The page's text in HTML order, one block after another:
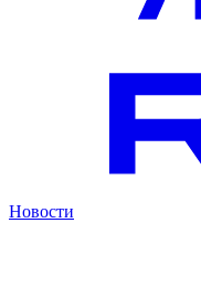
Новости